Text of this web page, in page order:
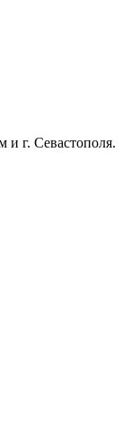
г. Севастополя.